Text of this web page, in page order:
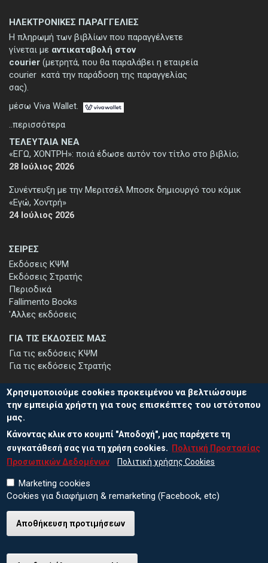
ΣΕΙΡΕΣ
Εκδόσεις ΚΨΜ
Εκδόσεις Στρατής
Περιοδικά
Fallimento Books
'Αλλες εκδόσεις
ΤΕΛΕΥΤΑΙΑ ΝΕΑ
«ΕΓΩ, ΧΟΝΤΡΗ»: ποιά έδωσε αυτόν τον τίτλο στο βιβλίο;
28 Ιούλιος 2026
Συνέντευξη με την Μεριτσέλ Μποσκ δημιουργό του κόμικ
«Εγώ, Χοντρή»
24 Ιούλιος 2026
ΓΙΑ ΤΙΣ ΕΚΔΟΣΕΙΣ ΜΑΣ
Για τις εκδόσεις ΚΨΜ
Για τις εκδόσεις Στρατής
ΗΛΕΚΤΡΟΝΙΚΕΣ ΠΑΡΑΓΓΕΛΙΕΣ
Η πληρωμή των βιβλίων που παραγγέλνετε
γίνεται με αντικαταβολή στον
courier (μετρητά, που θα παραλάβει η εταιρεία
courier κατά την παράδοση της παραγγελίας
σας).
μέσω Viva Wallet.
..περισσότερα
ΕΓΓΡΑΦΗ ΣΤΟ ΕΝΗΜΕΡΩΤΙΚΟ ΔΕΛΤΙΟ
Μείνετε ενημερωμένοι για τις νέες εκδόσεις μας και τις εκδηλώσεις
μας - εγγραφείτε στο ενημερωτικό μας δελτίο.
© 2026 ΕΚΔΟΣΕΙΣ ΚΨΜ
Χρησιμοποιούμε cookies προκειμένου να βελτιώσουμε
την εμπειρία χρήστη για τους επισκέπτες του ιστότοπου
μας.
Κάνοντας κλικ στο κουμπί "Αποδοχή", μας παρέχετε τη
συγκατάθεσή σας για τη χρήση cookies.
Πολιτική Προστασίας
Προσωπικών Δεδομένων
Πολιτική χρήσης Cookies
Marketing cookies
Cookies για διαφήμιση & remarketing (Facebook, etc)
Αποθήκευση προτιμήσεων